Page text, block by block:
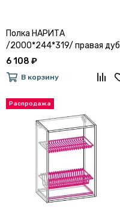
Полка НАРИТА
/2000*244*319/ правая дуб
сонома / белый глянец
6 108 ₽
В корзину